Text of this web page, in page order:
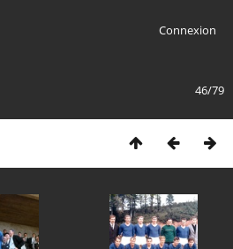
Connexion
46/79